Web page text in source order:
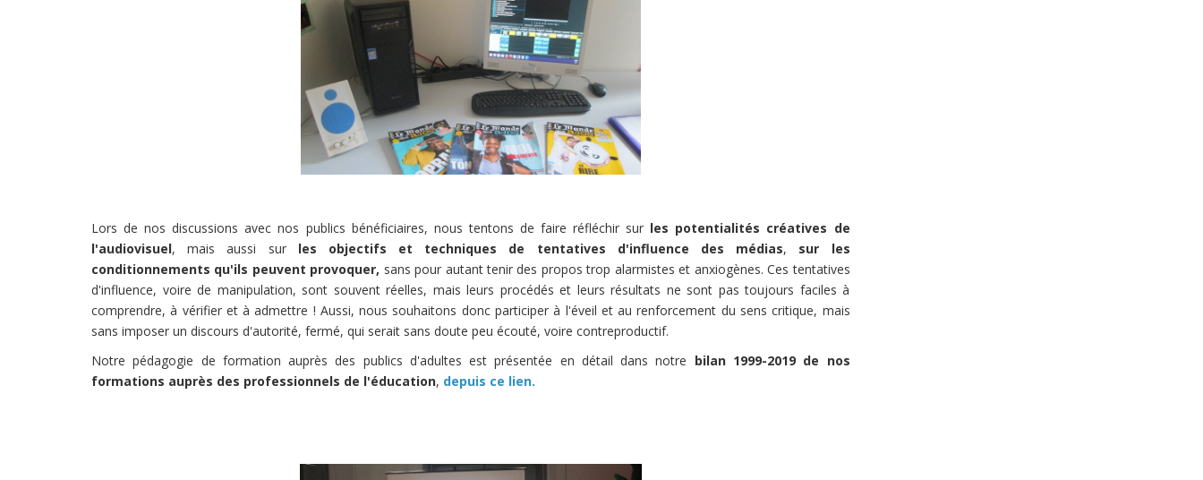
Lors de nos discussions avec nos publics bénéficiaires, nous tentons de faire réfléchir sur les potentialités créatives de
l'audiovisuel, mais aussi sur les objectifs et techniques de tentatives d'influence des médias, sur les
conditionnements qu'ils peuvent provoquer, sans pour autant tenir des propos trop alarmistes et anxiogènes. Ces tentatives
d'influence, voire de manipulation, sont souvent réelles, mais leurs procédés et leurs résultats ne sont pas toujours faciles à
comprendre, à vérifier et à admettre ! Aussi, nous souhaitons donc participer à l'éveil et au renforcement du sens critique, mais
sans imposer un discours d'autorité, fermé, qui serait sans doute peu écouté, voire contreproductif.
Notre pédagogie de formation auprès des publics d'adultes est présentée en détail dans notre bilan 1999-2019 de nos
formations auprès des professionnels de l'éducation, depuis ce lien.